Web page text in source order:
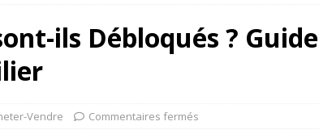
ils Débloqués ? Guide
Vendre Commentaires fermés